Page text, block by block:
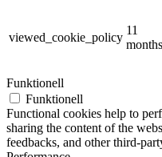
viewed_cookie_policy
11
months
Funktionell
Funktionell
Functional cookies help to
sharing the content of the
feedbacks, and other third-